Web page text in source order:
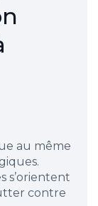
au même
s’orientent
contre